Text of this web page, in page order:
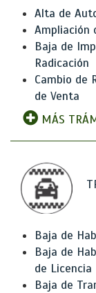
Alta de
Ampliación
Baja de
Radicación
Cambio de
de Venta
MÁS
Baja de
Baja de
de Licencia
Baja de